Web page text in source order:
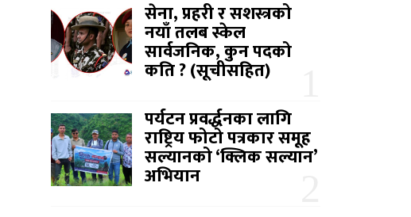
सेना, प्रहरी र सशस्त्रको
नयाँ तलब स्केल
सार्वजनिक, कुन पदको
कति ? (सूचीसहित)
पर्यटन प्रवर्द्धनका लागि
राष्ट्रिय फोटो पत्रकार समूह
सल्यानको ‘क्लिक सल्यान’
अभियान